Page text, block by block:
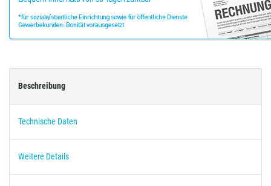
Beschreibung
Technische Daten
Weitere Details